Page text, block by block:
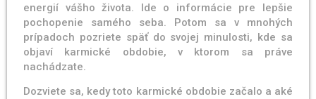
energií vášho života. Ide o informácie pre lepšie
pochopenie samého seba. Potom sa v mnohých
prípadoch pozriete späť do svojej minulosti, kde sa
objaví karmické obdobie, v ktorom sa práve
nachádzate.
Dozviete sa, kedy toto karmické obdobie začalo a aké